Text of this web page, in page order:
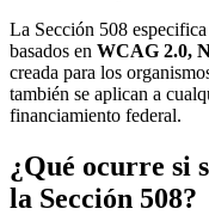
La Sección 508
basados en WCAG 2.0,
creada para los
también se aplican a
financiamiento federal.
¿Qué ocurre si
la Sección 508?